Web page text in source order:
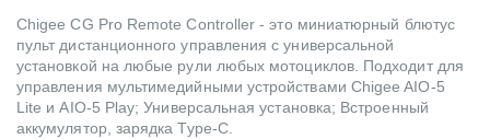
Chigee CG Pro Remote Controller - это миниатюрный блютус
пульт дистанционного управления с универсальной
установкой на любые рули любых мотоциклов. Подходит для
управления мультимедийными устройствами Chigee AIO-5
Lite и AIO-5 Play; Универсальная установка; Встроенный
аккумулятор, зарядка Type-C.